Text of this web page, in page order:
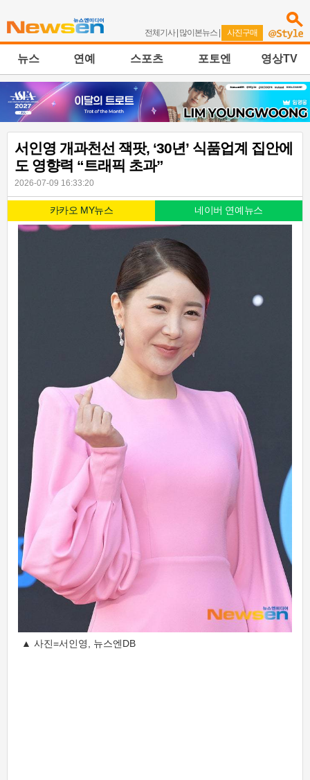
전체기사| 많이본뉴스 | 사진구매
뉴스 연예 스포츠 포토엔 영상TV
서인영 개과천선 잭팟, ‘30년’ 식품업계 집안에
도 영향력 “트래픽 초과”
2026-07-09 16:33:20
카카오 MY뉴스 네이버 연예뉴스
▲ 사진=서인영, 뉴스엔DB